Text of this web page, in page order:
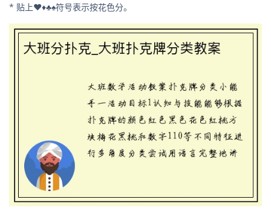
* 贴上♥♦♣♠符号表示按花色分。